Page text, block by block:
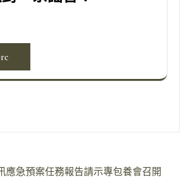
應急預案任務報告請示專包養會召開